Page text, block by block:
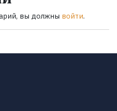
вы должны войти.